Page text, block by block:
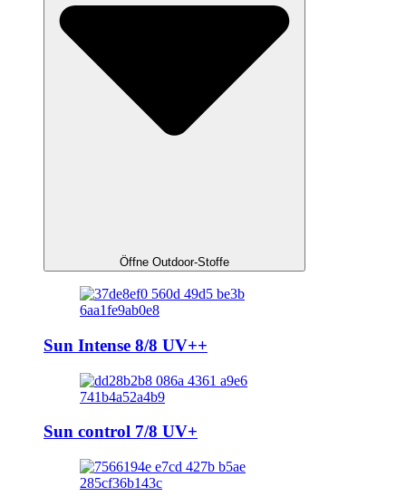
Öffne Outdoor-Stoffe
Sun Intense 8/8 UV++
Sun control 7/8 UV+